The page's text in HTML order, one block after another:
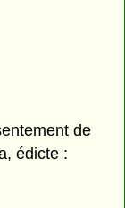
de
édicte :